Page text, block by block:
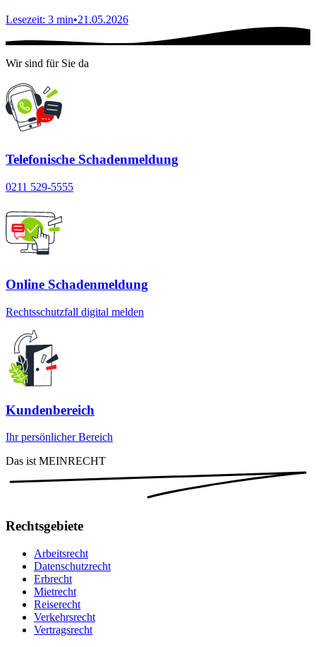
Lesezeit: 3 min•21.05.2026
Wir sind für Sie da
Telefonische Schadenmeldung
0211 529-5555
Online Schadenmeldung
Rechtsschutzfall digital melden
Kundenbereich
Ihr persönlicher Bereich
Das ist MEINRECHT
Rechtsgebiete
Arbeitsrecht
Datenschutzrecht
Erbrecht
Mietrecht
Reiserecht
Verkehrsrecht
Vertragsrecht